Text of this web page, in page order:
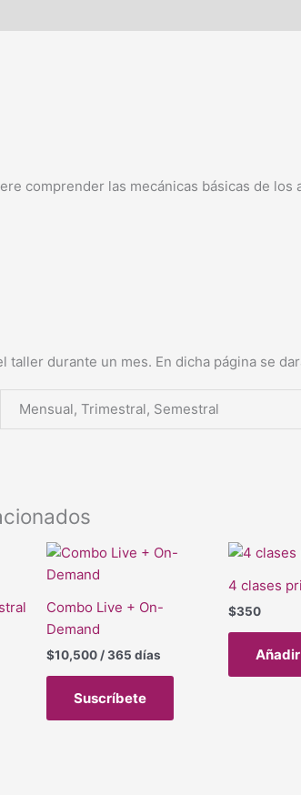
comprender las mecánicas básicas de
taller durante un mes. En dicha página se
Mensual, Trimestral, Semestral
Combo Live + On-
Demand
$10,500/ 365 días
Suscríbete
4 clases
$350